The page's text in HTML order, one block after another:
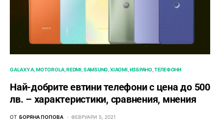
GALAXY A MOTOROLA REDMI SAMSUNG XIAOMI ИЗБРАНО ТЕЛЕФОНИ
Най-добрите евтини телефони с ценa до 500
лв. – характeристики, сравнения, мнения
ОТ БОРЯНА ПОПОВА ФЕВРУАРИ 5, 2021